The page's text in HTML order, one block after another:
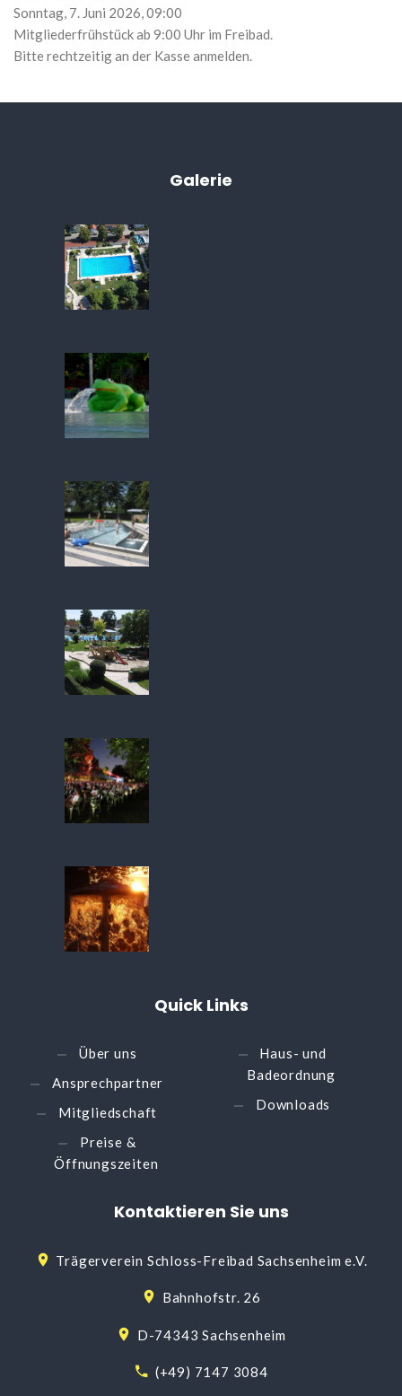
Sonntag, 7. Juni 2026, 09:00
Mitgliederfrühstück ab 9:00 Uhr im Freibad.
Bitte rechtzeitig an der Kasse anmelden.
Galerie
Quick Links
Über uns
Ansprechpartner
Mitgliedschaft
Preise &
Öffnungszeiten
Haus- und
Badeordnung
Downloads
Kontaktieren Sie uns
Trägerverein Schloss-Freibad Sachsenheim e.V.
Bahnhofstr. 26
D-74343 Sachsenheim
(+49) 7147 3084